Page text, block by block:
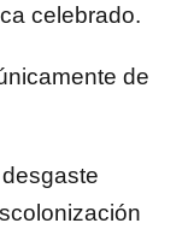
celebrado.
de